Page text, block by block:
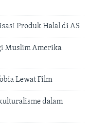
Produk Halal di AS
Muslim Amerika
Lewat Film
dalam